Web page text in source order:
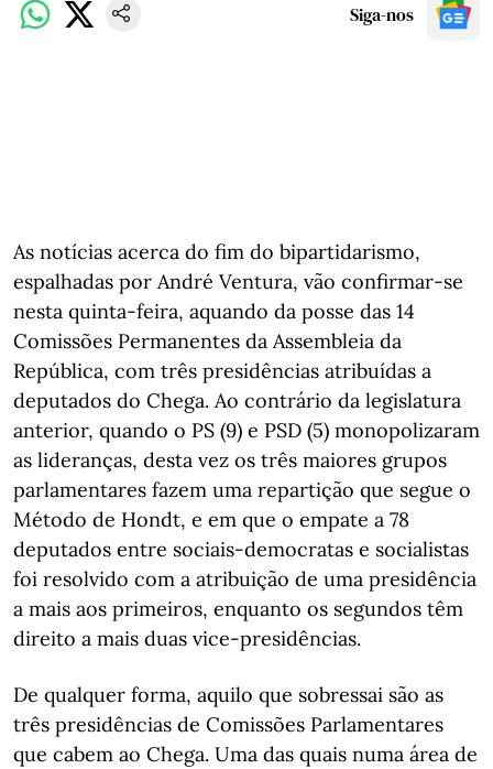
Siga-nos
As notícias acerca do fim do bipartidarismo,
espalhadas por André Ventura, vão confirmar-se
nesta quinta-feira, aquando da posse das 14
Comissões Permanentes da Assembleia da
República, com três presidências atribuídas a
deputados do Chega. Ao contrário da legislatura
anterior, quando o PS (9) e PSD (5) monopolizaram
as lideranças, desta vez os três maiores grupos
parlamentares fazem uma repartição que segue o
Método de Hondt, e em que o empate a 78
deputados entre sociais-democratas e socialistas
foi resolvido com a atribuição de uma presidência
a mais aos primeiros, enquanto os segundos têm
direito a mais duas vice-presidências.
De qualquer forma, aquilo que sobressai são as
três presidências de Comissões Parlamentares
que cabem ao Chega. Uma das quais numa área de